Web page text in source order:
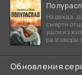
Надежда,
смерти
ушли из
разговоры
Обновления